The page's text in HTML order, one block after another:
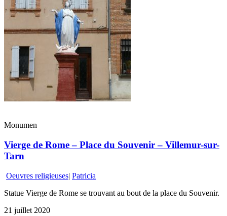
Monumen
Vierge de Rome – Place du Souvenir – Villemur-sur-
Tarn
Oeuvres religieuses| Patricia
Statue Vierge de Rome se trouvant au bout de la place du Souvenir.
21 juillet 2020